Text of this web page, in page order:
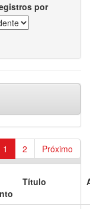
por
1 2 Próximo
Título